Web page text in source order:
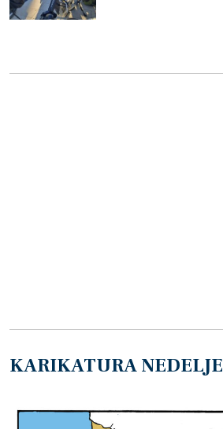
KARIKATURA NEDELJE